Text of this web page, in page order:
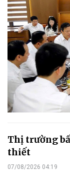
Thị trường
thiết
07/08/2026 04:19